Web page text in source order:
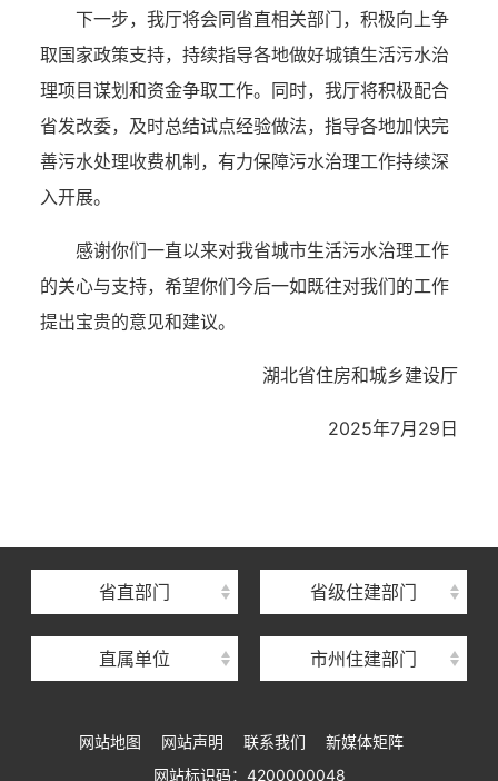
下一步，我厅将会同省直相关部门，积极向上争
取国家政策支持， 持续指导各地做好城镇生活污水治
理项目谋划 和资金争取工作。 同时，我厅将积极配合
省发改委，及时总结试点经验做法，指导各地加快完
善污水处理收费机制 ， 有力保障污水治理工作持续深
入开展。
感谢你们一直以来对我省城市生活污水治理工作
的关心与支持，希望你们今后一如既往对我们的工作
提出宝贵的意见和建议。
湖北省住房和城乡建设厅
2025年7月 29 日
省直部门 省级住建部门
直属单位
湖北省住房保障中心
湖北省建设工程质量安全监督总站
湖北省建设工程标准定额管理总站
湖北省住建厅执业资格注册中心
市州住建部门
网站地图 网站声明 联系我们
新媒体矩阵
网站标识码：4200000048